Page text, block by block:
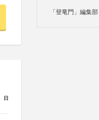
日
「登竜門」編集部